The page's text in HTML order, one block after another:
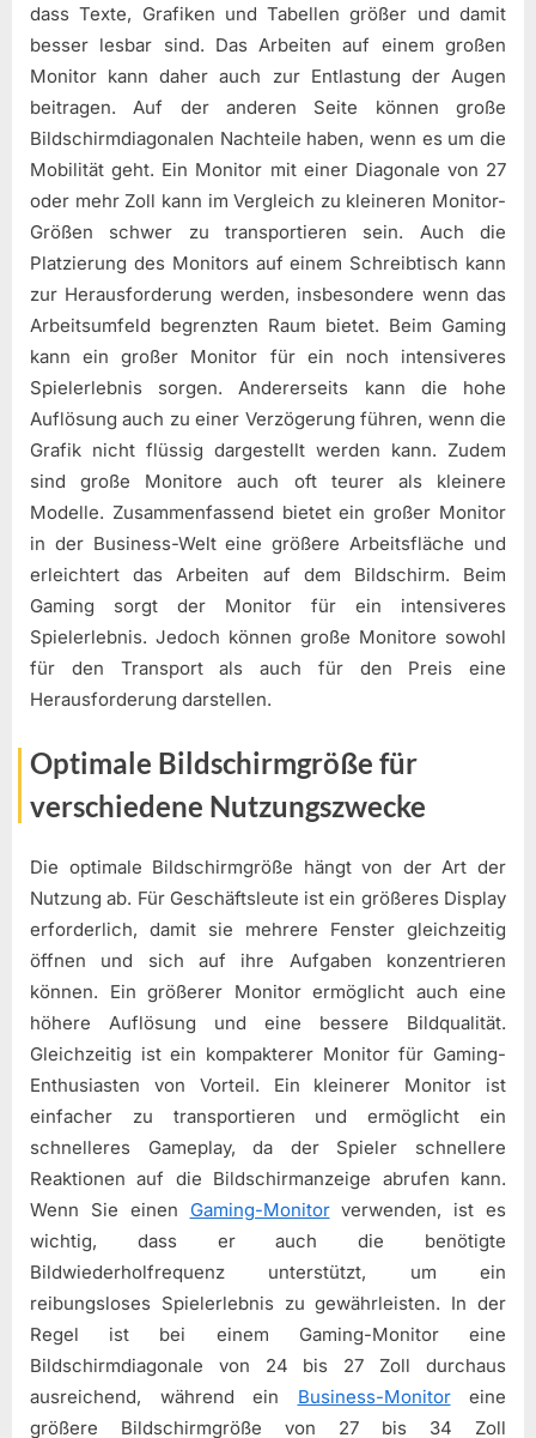
dass Texte, Grafiken und Tabellen größer und damit
besser lesbar sind. Das Arbeiten auf einem großen
Monitor kann daher auch zur Entlastung der Augen
beitragen. Auf der anderen Seite können große
Bildschirmdiagonalen Nachteile haben, wenn es um die
Mobilität geht. Ein Monitor mit einer Diagonale von 27
oder mehr Zoll kann im Vergleich zu kleineren Monitor-
Größen schwer zu transportieren sein. Auch die
Platzierung des Monitors auf einem Schreibtisch kann
zur Herausforderung werden, insbesondere wenn das
Arbeitsumfeld begrenzten Raum bietet. Beim Gaming
kann ein großer Monitor für ein noch intensiveres
Spielerlebnis sorgen. Andererseits kann die hohe
Auflösung auch zu einer Verzögerung führen, wenn die
Grafik nicht flüssig dargestellt werden kann. Zudem
sind große Monitore auch oft teurer als kleinere
Modelle. Zusammenfassend bietet ein großer Monitor
in der Business-Welt eine größere Arbeitsfläche und
erleichtert das Arbeiten auf dem Bildschirm. Beim
Gaming sorgt der Monitor für ein intensiveres
Spielerlebnis. Jedoch können große Monitore sowohl
für den Transport als auch für den Preis eine
Herausforderung darstellen.
Optimale Bildschirmgröße für
verschiedene Nutzungszwecke
Die optimale Bildschirmgröße hängt von der Art der
Nutzung ab. Für Geschäftsleute ist ein größeres Display
erforderlich, damit sie mehrere Fenster gleichzeitig
öffnen und sich auf ihre Aufgaben konzentrieren
können. Ein größerer Monitor ermöglicht auch eine
höhere Auflösung und eine bessere Bildqualität.
Gleichzeitig ist ein kompakterer Monitor für Gaming-
Enthusiasten von Vorteil. Ein kleinerer Monitor ist
einfacher zu transportieren und ermöglicht ein
schnelleres Gameplay, da der Spieler schnellere
Reaktionen auf die Bildschirmanzeige abrufen kann.
Wenn Sie einen Gaming-Monitorverwenden, ist es
wichtig, dass er auch die benötigte
Bildwiederholfrequenz unterstützt, um ein
reibungsloses Spielerlebnis zu gewährleisten. In der
Regel ist bei einem Gaming-Monitor eine
Bildschirmdiagonale von 24 bis 27 Zoll durchaus
ausreichend, während ein Business-Monitoreine
größere Bildschirmgröße von 27 bis 34 Zoll